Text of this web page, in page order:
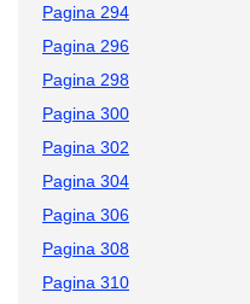
Pagina 294
Pagina 296
Pagina 298
Pagina 300
Pagina 302
Pagina 304
Pagina 306
Pagina 308
Pagina 310